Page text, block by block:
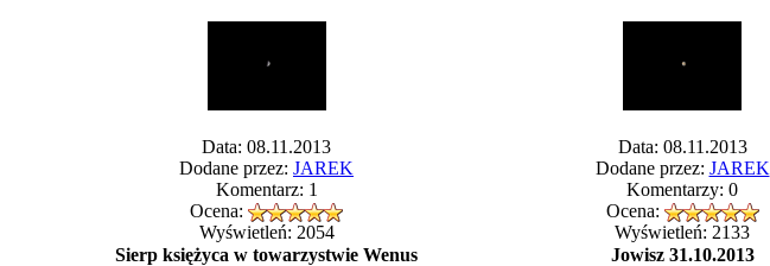
Data: 08.11.2013
Dodane przez: JAREK
Komentarz: 1
Ocena:
Wyświetleń: 2054
Data: 08.11.2013
Dodane przez: JAREK
Komentarzy: 0
Ocena:
Wyświetleń: 2133
Sierp księżyca w towarzystwie Wenus
Jowisz 31.10.2013